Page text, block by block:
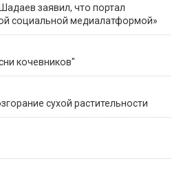
заявил, что портал
социальной медиалатформой»
кочевников"
сухой растительности